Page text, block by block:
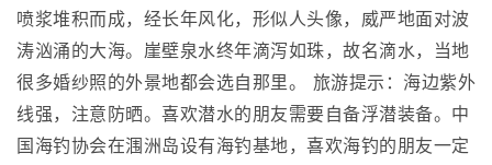
喷浆堆积而成，经长年风化，形似人头像，威严地面对波
涛汹涌的大海。崖壁泉水终年滴泻如珠，故名滴水，当地
很多婚纱照的外景地都会选自那里。 旅游提示：海边紫外
线强，注意防晒。喜欢潜水的朋友需要自备浮潜装备。中
国海钓协会在涠洲岛设有海钓基地，喜欢海钓的朋友一定